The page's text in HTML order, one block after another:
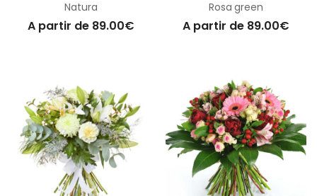
Natura
A partir de 89.00€
Rosa green
A partir de 89.00€